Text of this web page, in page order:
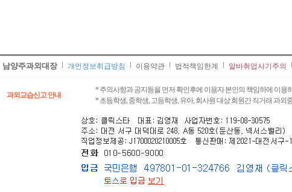
남양주과외대장 개인정보취급방침 이용약관 법적책임한계 알바취업사기주의
과외교습신고 안내
* 주의사항과 공지등을 먼저 확인후에 이용자 본인의 책임하에 이용
* 초등학생, 중학생, 고등학생, 유아, 회사원 대상 회원간 직거래 과외